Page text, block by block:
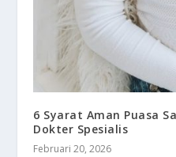
6 Syarat Aman Puasa
Dokter Spesialis
Februari 20, 2026